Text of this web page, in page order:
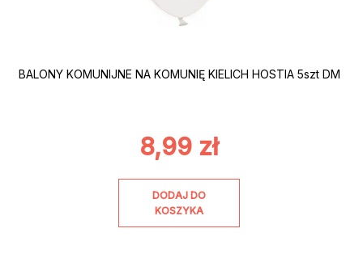
BALONY KOMUNIJNE NA KOMUNIĘ KIELICH HOSTIA 5szt DM
8,99 zł
DODAJ DO
KOSZYKA